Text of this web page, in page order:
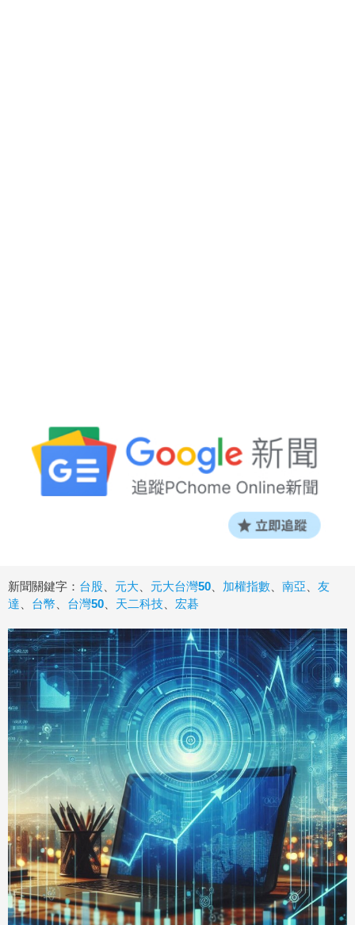
新聞關鍵字： 台股 元大 元大台灣50 加權指數 南亞
友
達
台幣 台灣50 天二科技 宏碁